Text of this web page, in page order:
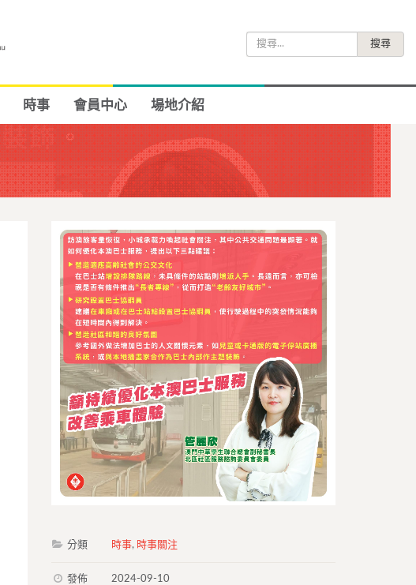
尋
時事 會員中心 場地介紹
分類 時事, 時事關注
發佈 2024-09-10